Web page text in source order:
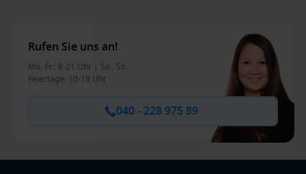
Rufen Sie uns an!
Mo.-Fr.: 8-21 Uhr | Sa., So.,
Feiertage: 10-19 Uhr
040 - 228 975 89